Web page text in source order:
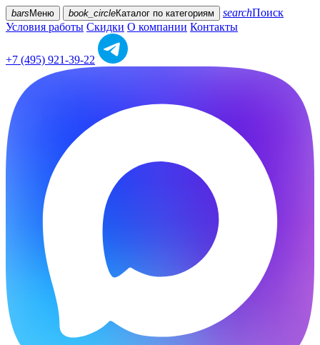
bars Меню book_circleКаталог по категориям searchПоиск
Условия работы Скидки О компании Контакты
+7 (495) 921-39-22